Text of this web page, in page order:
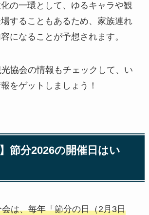
の一環として、ゆるキャラや観
することもあるため、家族連れ
になることが予想されます。
協会の情報もチェックして、い
をゲットしましょう！
】節分2026の開催日はい
は、毎年「節分の日（2月3日